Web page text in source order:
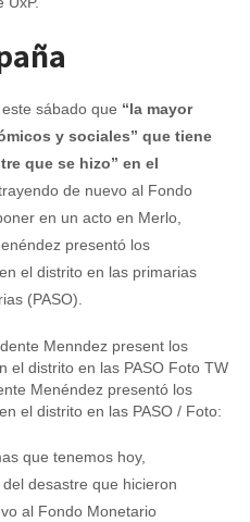
sábado que “la mayor
y sociales” que tiene
que se hizo” en el
de nuevo al Fondo
en un acto en Merlo,
presentó los
el distrito en las primarias
(PASO).
Menéndez presentó los
el distrito en las PASO / Foto:
que tenemos hoy,
desastre que hicieron
al Fondo Monetario